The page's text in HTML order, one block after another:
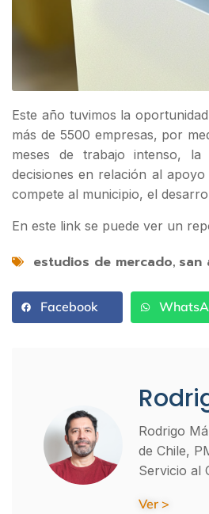
Este año tuvimos la
más de 5500 empresas, por
meses de trabajo intenso, la
decisiones en relación al
compete al municipio, el
En este link se puede ver un
estudios de mercado, san
Facebook
Rodrigo
de Chile,
Servicio al
Ver >